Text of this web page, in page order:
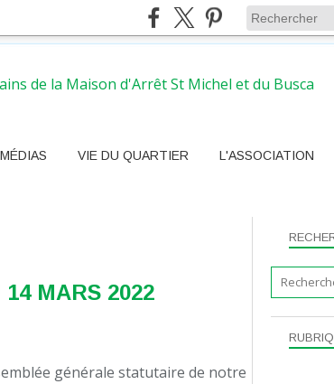
VIE DU QUARTIER L'ASSOCIATION
MARS 2022
générale statutaire de notre